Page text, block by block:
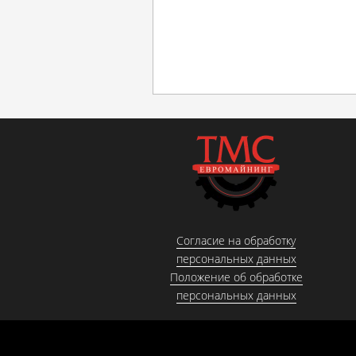
Согласие на обработку
персональных данных
Положение об обработке
персональных данных